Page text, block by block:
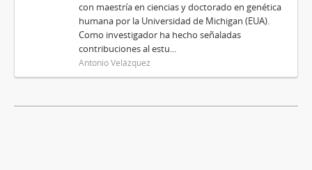
con maestría en ciencias y doctorado en genética
humana por la Universidad de Michigan (EUA).
Como investigador ha hecho señaladas
contribuciones al estu...
Antonio Velázquez